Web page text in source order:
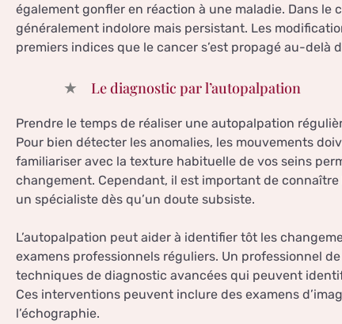
également gonfler en réaction à une maladie. Dans
généralement indolore mais persistant. Les
premiers indices que le cancer s’est propagé au-delà
Le diagnostic par l’autopalpation
Prendre le temps de réaliser une autopalpation
Pour bien détecter les anomalies, les mouvements
familiariser avec la texture habituelle de vos seins
changement. Cependant, il est important de
un spécialiste dès qu’un doute subsiste.
L’autopalpation peut aider à identifier tôt les
examens professionnels réguliers. Un professionnel
techniques de diagnostic avancées qui peuvent
Ces interventions peuvent inclure des examens
l’échographie.